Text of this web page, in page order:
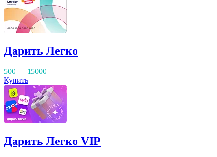
Дарить Легко
500 — 15000
Купить
Дарить Легко VIP